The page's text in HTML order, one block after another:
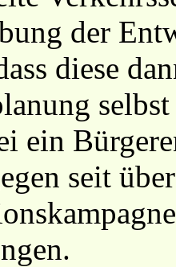
der
diese
ein
seit